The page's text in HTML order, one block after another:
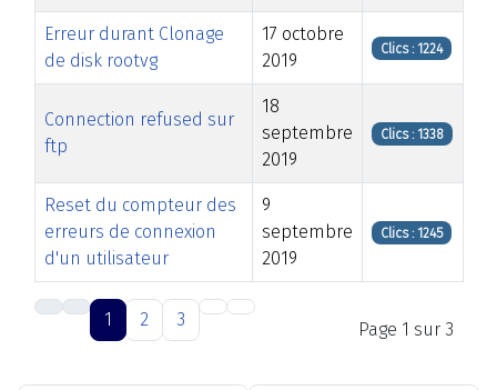
Erreur durant Clonage
de disk rootvg
17 octobre
2019
Clics : 1224
Connection refused sur
ftp
18
septembre
2019
Clics : 1338
Reset du compteur des
erreurs de connexion
d'un utilisateur
9
septembre
2019
Clics : 1245
Page 1 sur 3
1 2 3